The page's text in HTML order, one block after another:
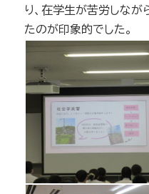
り、在学生が苦労しな
たのが印象的でした。